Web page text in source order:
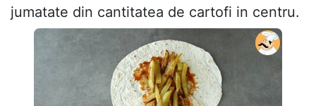
jumatate din cantitatea de cartofi in centru.